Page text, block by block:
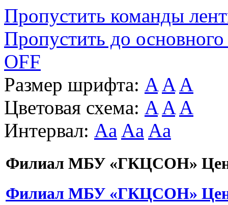
Пропустить команды
Пропустить до основного
OFF
Размер шрифта: A A A
Цветовая схема: A A A
Интервал: Aa Aa Aa
Филиал МБУ «ГКЦСОН»
Филиал МБУ «ГКЦСОН»